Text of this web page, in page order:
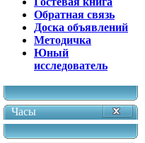
Обратная связь
Доска объявлений
Методичка
Юный
исследователь
Часы